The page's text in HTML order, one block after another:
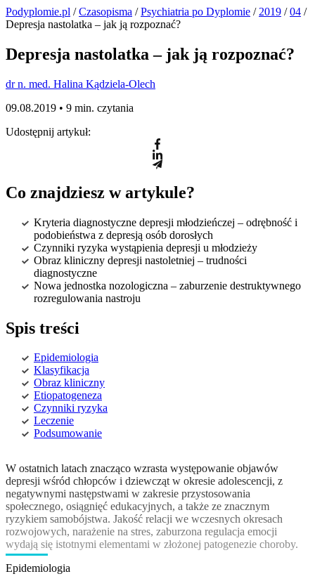
Podyplomie.pl /Czasopisma /Psychiatria po Dyplomie / 2019 /04 /
Depresja nastolatka – jak ją rozpoznać?
Depresja nastolatka – jak ją rozpoznać?
dr n. med. Halina Kądziela-Olech
09.08.2019 • 9 min. czytania
Udostępnij artykuł:
Co znajdziesz w artykule?
Kryteria diagnostyczne depresji młodzieńczej – odrębność i
podobieństwa z depresją osób dorosłych
Czynniki ryzyka wystąpienia depresji u młodzieży
Obraz kliniczny depresji nastoletniej – trudności
diagnostyczne
Nowa jednostka nozologiczna – zaburzenie destruktywnego
rozregulowania nastroju
Spis treści
Epidemiologia
Klasyfikacja
Obraz kliniczny
Etiopatogeneza
Czynniki ryzyka
Leczenie
Podsumowanie
W ostatnich latach znacząco wzrasta występowanie objawów
depresji wśród chłopców i dziewcząt w okresie adolescencji, z
negatywnymi następstwami w zakresie przystosowania
społecznego, osiągnięć edukacyjnych, a także ze znacznym
ryzykiem samobójstwa. Jakość relacji we wczesnych okresach
rozwojowych, narażenie na stres, zaburzona regulacja emocji
wydają się istotnymi elementami w złożonej patogenezie choroby.
Epidemiologia